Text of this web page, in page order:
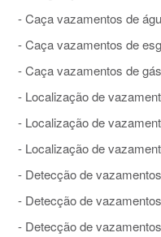
- Caça vazamentos de
- Caça vazamentos de
- Caça vazamentos de gás
- Localização de
- Localização de
- Localização de
- Detecção de
- Detecção de
- Detecção de